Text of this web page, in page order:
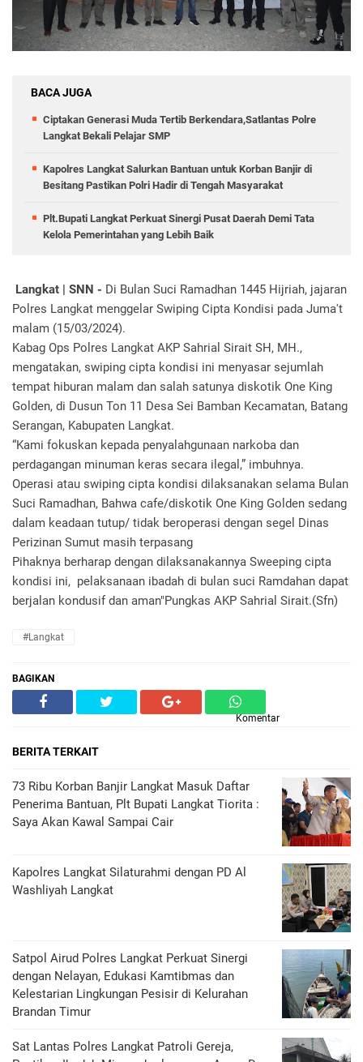
BACA JUGA
Ciptakan Generasi Muda Tertib Berkendara,Satlantas Polre
Langkat Bekali Pelajar SMP
Kapolres Langkat Salurkan Bantuan untuk Korban Banjir di
Besitang Pastikan Polri Hadir di Tengah Masyarakat
Plt.Bupati Langkat Perkuat Sinergi Pusat Daerah Demi Tata
Kelola Pemerintahan yang Lebih Baik
Langkat | SNN - Di Bulan Suci Ramadhan 1445 Hijriah, jajaran
Polres Langkat menggelar Swiping Cipta Kondisi pada Juma't
malam (15/03/2024).
Kabag Ops Polres Langkat AKP Sahrial Sirait SH, MH.,
mengatakan, swiping cipta kondisi ini menyasar sejumlah
tempat hiburan malam dan salah satunya diskotik One King
Golden, di Dusun Ton 11 Desa Sei Bamban Kecamatan, Batang
Serangan, Kabupaten Langkat.
“Kami fokuskan kepada penyalahgunaan narkoba dan
perdagangan minuman keras secara ilegal,” imbuhnya.
Operasi atau swiping cipta kondisi dilaksanakan selama Bulan
Suci Ramadhan, Bahwa cafe/diskotik One King Golden sedang
dalam keadaan tutup/ tidak beroperasi dengan segel Dinas
Perizinan Sumut masih terpasang
Pihaknya berharap dengan dilaksanakannya Sweeping cipta
kondisi ini, pelaksanaan ibadah di bulan suci Ramdahan dapat
berjalan kondusif dan aman"Pungkas AKP Sahrial Sirait.(Sfn)
#Langkat
BAGIKAN
Komentar
BERITA TERKAIT
73 Ribu Korban Banjir Langkat Masuk Daftar
Penerima Bantuan, Plt Bupati Langkat Tiorita :
Saya Akan Kawal Sampai Cair
Kapolres Langkat Silaturahmi dengan PD Al
Washliyah Langkat
Satpol Airud Polres Langkat Perkuat Sinergi
dengan Nelayan, Edukasi Kamtibmas dan
Kelestarian Lingkungan Pesisir di Kelurahan
Brandan Timur
Sat Lantas Polres Langkat Patroli Gereja,